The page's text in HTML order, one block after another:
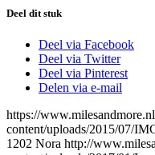
Deel dit stuk
Deel via Facebook
Deel via Twitter
Deel via Pinterest
Delen via e-mail
https://
content/uploads/2015/07/
1202 Nora http://